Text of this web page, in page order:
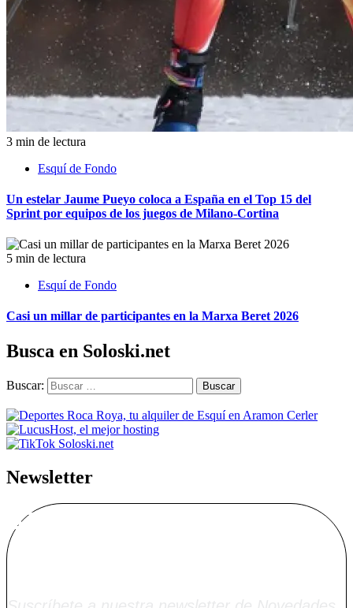
3 min de lectura
Esquí de Fondo
Un estelar Jaume Pueyo coloca a España en el Top 15 del
Sprint por equipos de los juegos de Milano-Cortina
5 min de lectura
Esquí de Fondo
Casi un millar de participantes en la Marxa Beret 2026
Busca en Soloski.net
Buscar:
Newsletter
Alta Boletín